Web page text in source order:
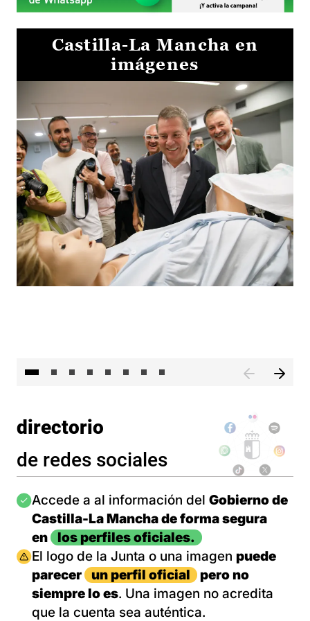
Castilla-La Mancha en
imágenes
directorio
de redes sociales
Imagen
Accede a al información del Gobierno de
Castilla-La Mancha de forma segura
en
los perfiles oficiales.
Imagen
El logo de la Junta o una imagen puede
parecer
un perfil oficial
pero no
siempre lo es. Una imagen no acredita
que la cuenta sea auténtica.